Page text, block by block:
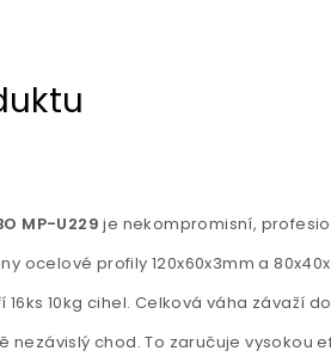
MP-U229 je nekompromisní,
ocelové profily 120x60x3mm a
16ks 10kg cihel. Celková váha závaží
nezávislý chod. To zaručuje vysokou